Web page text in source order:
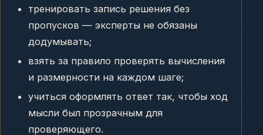
тренировать запись решения без
пропусков — эксперты не обязаны
додумывать;
взять за правило проверять вычисления
и размерности на каждом шаге;
учиться оформлять ответ так, чтобы ход
мысли был прозрачным для
проверяющего.